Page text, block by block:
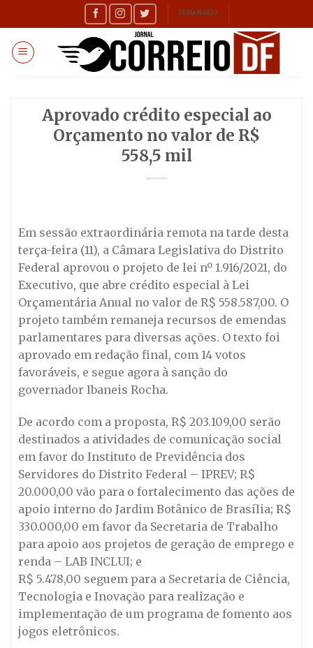
to
content
SEMANÁRIO
Aprovado crédito especial ao
Orçamento no valor de R$
558,5 mil
Em sessão extraordinária remota na tarde desta
terça-feira (11), a Câmara Legislativa do Distrito
Federal aprovou o projeto de lei nº 1.916/2021, do
Executivo, que abre crédito especial à Lei
Orçamentária Anual no valor de R$ 558.587,00. O
projeto também remaneja recursos de emendas
parlamentares para diversas ações. O texto foi
aprovado em redação final, com 14 votos
favoráveis, e segue agora à sanção do
governador Ibaneis Rocha.
De acordo com a proposta, R$ 203.109,00 serão
destinados a atividades de comunicação social
em favor do Instituto de Previdência dos
Servidores do Distrito Federal – IPREV; R$
20.000,00 vão para o fortalecimento das ações de
apoio interno do Jardim Botânico de Brasília; R$
330.000,00 em favor da Secretaria de Trabalho
para apoio aos projetos de geração de emprego e
renda – LAB INCLUI; e
R$ 5.478,00 seguem para a Secretaria de Ciência,
Tecnologia e Inovação para realização e
implementação de um programa de fomento aos
jogos eletrônicos.